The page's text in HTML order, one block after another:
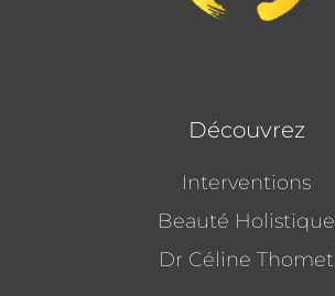
Découvrez
Interventions
Beauté Holistique
Dr Céline Thomet